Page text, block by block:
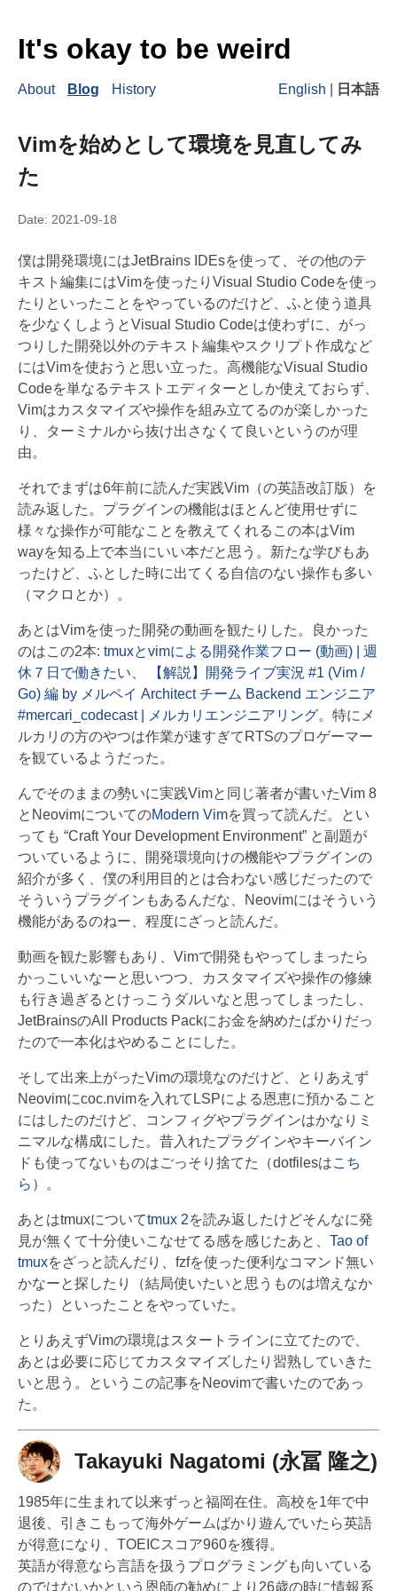
It's okay to be weird
About Blog History English 日本語
Vimを始めとして環境を見直してみ
た
Date: 2021-09-18
僕は開発環境にはJetBrains IDEsを使って、その他のテ
キスト編集にはVimを使ったりVisual Studio Codeを使っ
たりといったことをやっているのだけど、ふと使う道具
を少なくしようとVisual Studio Codeは使わずに、がっ
つりした開発以外のテキスト編集やスクリプト作成など
にはVimを使おうと思い立った。高機能なVisual Studio
Codeを単なるテキストエディターとしか使えておらず、
Vimはカスタマイズや操作を組み立てるのが楽しかった
り、ターミナルから抜け出さなくて良いというのが理
由。
それでまずは6年前に読んだ実践Vim（の英語改訂版）を
読み返した。プラグインの機能はほとんど使用せずに
様々な操作が可能なことを教えてくれるこの本はVim
wayを知る上で本当にいい本だと思う。新たな学びもあ
ったけど、ふとした時に出てくる自信のない操作も多い
（マクロとか）。
あとはVimを使った開発の動画を観たりした。良かった
のはこの2本: tmuxとvimによる開発作業フロー (動画) | 週
休７日で働きたい
【解説】開発ライブ実況 #1 (Vim /
Go) 編 by メルペイ Architect チーム Backend エンジニア
#mercari_codecast | メルカリエンジニアリング。特にメ
ルカリの方のやつは作業が速すぎてRTSのプロゲーマー
を観ているようだった。
んでそのままの勢いに実践Vimと同じ著者が書いたVim 8
とNeovimについてのModern Vimを買って読んだ。とい
っても “Craft Your Development Environment” と副題が
ついているように、開発環境向けの機能やプラグインの
紹介が多く、僕の利用目的とは合わない感じだったので
そういうプラグインもあるんだな、Neovimにはそういう
機能があるのねー、程度にざっと読んだ。
動画を観た影響もあり、Vimで開発もやってしまったら
かっこいいなーと思いつつ、カスタマイズや操作の修練
も行き過ぎるとけっこうダルいなと思ってしまったし、
JetBrainsのAll Products Packにお金を納めたばかりだっ
たので一本化はやめることにした。
そして出来上がったVimの環境なのだけど、とりあえず
Neovimにcoc.nvimを入れてLSPによる恩恵に預かること
にはしたのだけど、コンフィグやプラグインはかなりミ
ニマルな構成にした。昔入れたプラグインやキーバイン
ドも使ってないものはごっそり捨てた（dotfilesはこち
ら ）。
あとはtmuxについてtmux 2を読み返したけどそんなに発
見が無くて十分使いこなせてる感を感じたあと、 Tao of
tmuxをざっと読んだり、fzfを使った便利なコマンド無い
かなーと探したり（結局使いたいと思うものは増えなか
った）といったことをやっていた。
とりあえずVimの環境はスタートラインに立てたので、
あとは必要に応じてカスタマイズしたり習熟していきた
いと思う。というこの記事をNeovimで書いたのであっ
た。
Takayuki Nagatomi (永冨 隆之)
1985年に生まれて以来ずっと福岡在住。高校を1年で中
退後、引きこもって海外ゲームばかり遊んでいたら英語
が得意になり、TOEICスコア960を獲得。
英語が得意なら言語を扱うプログラミングも向いている
のではないかという恩師の勧めにより26歳の時に情報系